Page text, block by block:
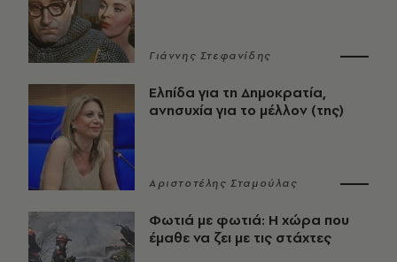
Γιάννης Στεφανίδης
Ελπίδα για τη Δημοκρατία,
ανησυχία για το μέλλον (της)
Αριστοτέλης Σταμούλας
Φωτιά με φωτιά: Η χώρα που
έμαθε να ζει με τις στάχτες